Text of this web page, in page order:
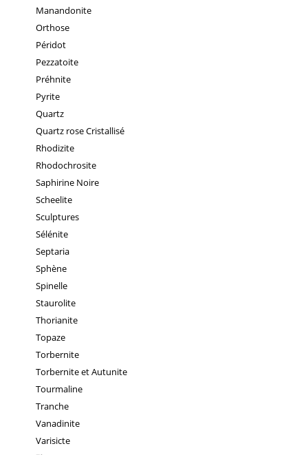
Manandonite
Orthose
Péridot
Pezzatoite
Préhnite
Pyrite
Quartz
Quartz rose Cristallisé
Rhodizite
Rhodochrosite
Saphirine Noire
Scheelite
Sculptures
Sélénite
Septaria
Sphène
Spinelle
Staurolite
Thorianite
Topaze
Torbernite
Torbernite et Autunite
Tourmaline
Tranche
Vanadinite
Varisicte